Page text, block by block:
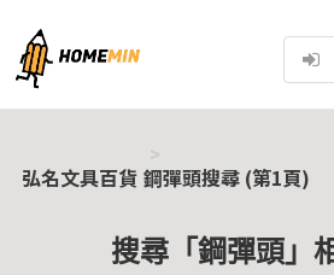
弘名文具百貨
弘名文具百貨 鋼彈頭搜尋 (第1頁)
搜尋「鋼彈頭」